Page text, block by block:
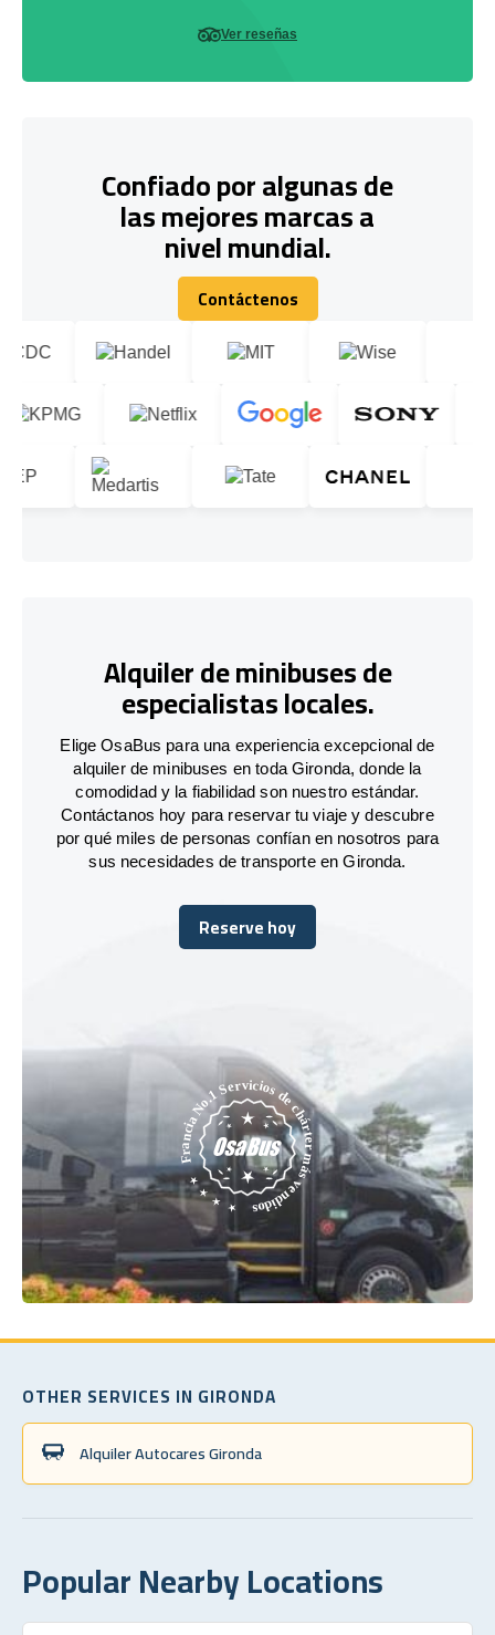
Ver reseñas
Confiado por algunas de
las mejores marcas a
nivel mundial.
Contáctenos
Contáctenos
Alquiler de minibuses de
especialistas locales.
Elige OsaBus para una experiencia excepcional de
alquiler de minibuses en toda Gironda, donde la
comodidad y la fiabilidad son nuestro estándar.
Contáctanos hoy para reservar tu viaje y descubre
por qué miles de personas confían en nosotros para
sus necesidades de transporte en Gironda.
Reserve hoy
Reserve hoy
OTHER SERVICES IN GIRONDA
Alquiler Autocares Gironda
Popular Nearby Locations